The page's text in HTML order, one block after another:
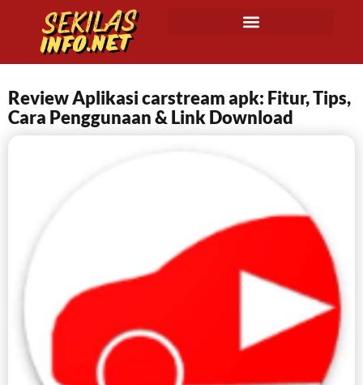
Review Aplikasi carstream apk: Fitur, Tips,
Cara Penggunaan & Link Download